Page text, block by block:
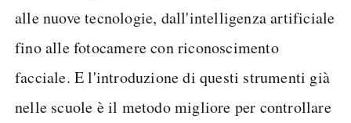
alle nuove tecnologie, dall'intelligenza artificiale
fino alle fotocamere con riconoscimento
facciale. E l'introduzione di questi strumenti già
nelle scuole è il metodo migliore per controllare